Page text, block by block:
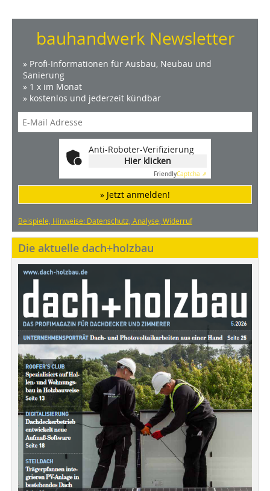
bauhandwerk Newsletter
» Profi-Informationen für Ausbau, Neubau und
Sanierung
» 1 x im Monat
» kostenlos und jederzeit kündbar
Anti-Roboter-Verifizierung
Hier klicken
FriendlyCaptcha ⇗
» Jetzt anmelden!
Beispiele, Hinweise: Datenschutz, Analyse, Widerruf
Die aktuelle dach+holzbau